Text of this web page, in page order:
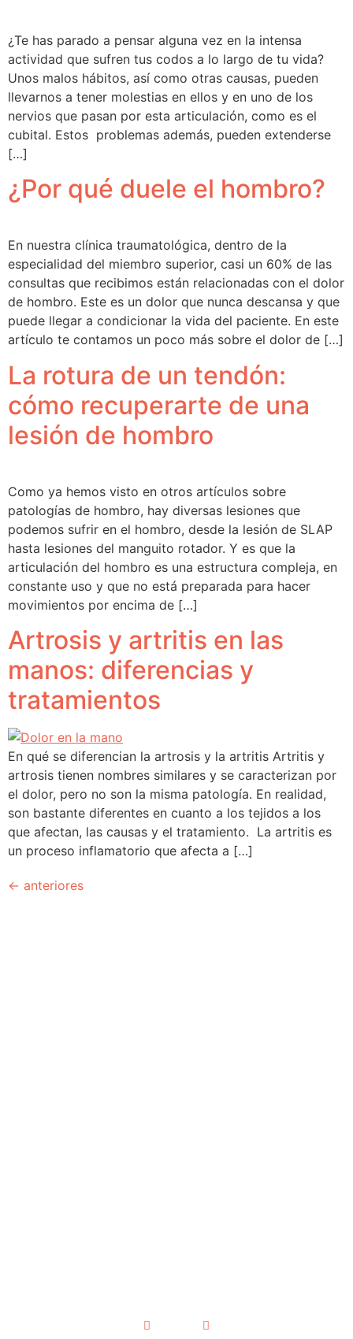
¿Te has parado a pensar alguna vez en la intensa
actividad que sufren tus codos a lo largo de tu vida?
Unos malos hábitos, así como otras causas, pueden
llevarnos a tener molestias en ellos y en uno de los
nervios que pasan por esta articulación, como es el
cubital. Estos problemas además, pueden extenderse
[…]
¿Por qué duele el hombro?
En nuestra clínica traumatológica, dentro de la
especialidad del miembro superior, casi un 60% de las
consultas que recibimos están relacionadas con el dolor
de hombro. Este es un dolor que nunca descansa y que
puede llegar a condicionar la vida del paciente. En este
artículo te contamos un poco más sobre el dolor de […]
La rotura de un tendón:
cómo recuperarte de una
lesión de hombro
Como ya hemos visto en otros artículos sobre
patologías de hombro, hay diversas lesiones que
podemos sufrir en el hombro, desde la lesión de SLAP
hasta lesiones del manguito rotador. Y es que la
articulación del hombro es una estructura compleja, en
constante uso y que no está preparada para hacer
movimientos por encima de […]
Artrosis y artritis en las
manos: diferencias y
tratamientos
En qué se diferencian la artrosis y la artritis Artritis y
artrosis tienen nombres similares y se caracterizan por
el dolor, pero no son la misma patología. En realidad,
son bastante diferentes en cuanto a los tejidos a los
que afectan, las causas y el tratamiento. La artritis es
un proceso inflamatorio que afecta a […]
← anteriores